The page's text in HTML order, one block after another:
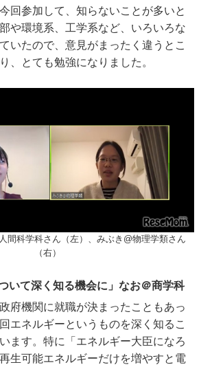
回参加して、知らないことが多いと
や環境系、工学系など、いろいろな
いたので、意見がまったく違うとこ
、とても勉強になりました。
間科学科さん（左）、みぶき@物理学類さん
（右）
いて深く知る機会に」なお＠商学科
府機関に就職が決まったこともあっ
エネルギーというものを深く知るこ
ます。特に「エネルギー大臣になろ
生可能エネルギーだけを増やすと電